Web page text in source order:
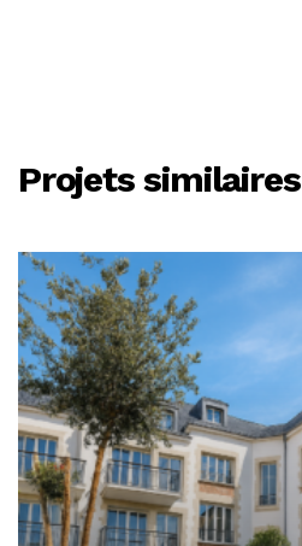
Projets similaires